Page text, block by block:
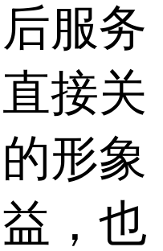
服务
接关
形象
，也